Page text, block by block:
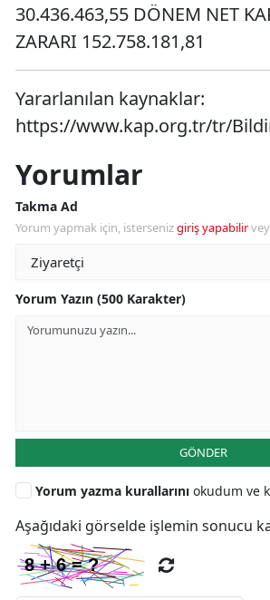
30.436.463,55 DÖNEM NET
ZARARI 152.758.181,81
Yararlanılan kaynaklar:
https://www.kap.org.tr/tr/
Yorumlar
Takma Ad
Yorum yapmak için, istersenizgiriş yapabilir
Yorum Yazın (500 Karakter)
GÖNDER
Yorum yazma kurallarını okudum ve
Aşağıdaki görselde işlemin sonucu